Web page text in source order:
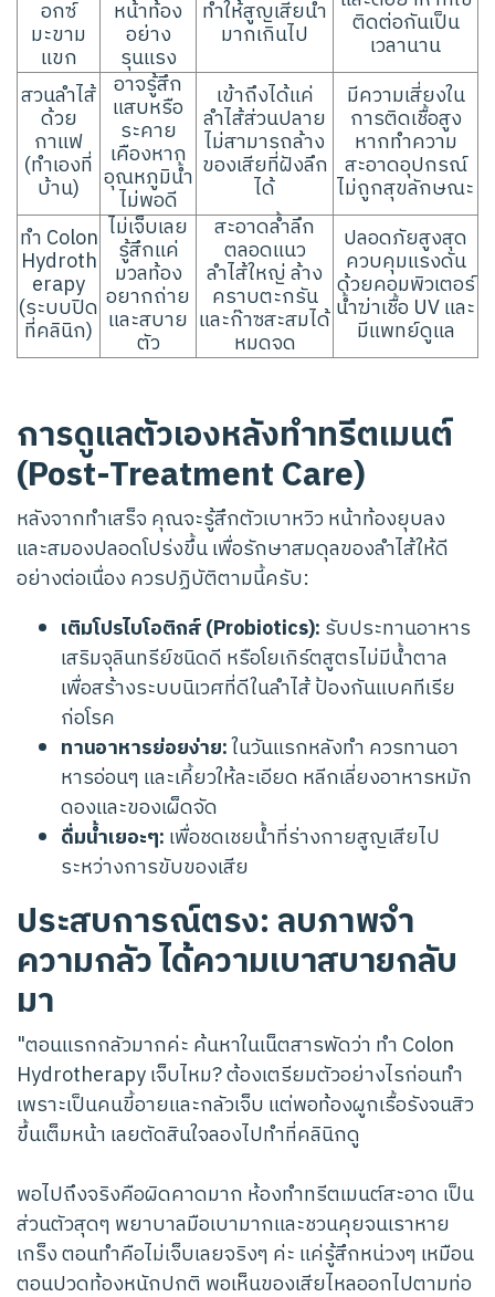
อกซ์
มะขาม
แขก
หน้าท้อง
อย่าง
รุนแรง
ทำให้สูญเสียน้ำ
มากเกินไป ติดต่อกันเป็น
เวลานาน
สวนลำไส้
ด้วย
กาแฟ
(ทำเองที่
บ้าน)
อาจรู้สึก
แสบหรือ
ระคาย
เคืองหาก
อุณหภูมิน้ำ
ไม่พอดี
เข้าถึงได้แค่
ลำไส้ส่วนปลาย
ไม่สามารถล้าง
ของเสียที่ฝังลึก
ได้
มีความเสี่ยงใน
การติดเชื้อสูง
หากทำความ
สะอาดอุปกรณ์
ไม่ถูกสุขลักษณะ
ทำ Colon
Hydroth
erapy
(ระบบปิด
ที่คลินิก)
ไม่เจ็บเลย
รู้สึกแค่
มวลท้อง
อยากถ่าย
และสบาย
ตัว
สะอาดล้ำลึก
ตลอดแนว
ลำไส้ใหญ่ ล้าง
คราบตะกรัน
และก๊าซสะสมได้
หมดจด
ปลอดภัยสูงสุด
ควบคุมแรงดัน
ด้วยคอมพิวเตอร์
น้ำฆ่าเชื้อ UV และ
มีแพทย์ดูแล
การดูแลตัวเองหลังทำทรีตเมนต์
(Post-Treatment Care)
หลังจากทำเสร็จ คุณจะรู้สึกตัวเบาหวิว หน้าท้องยุบลง
และสมองปลอดโปร่งขึ้น เพื่อรักษาสมดุลของลำไส้ให้ดี
อย่างต่อเนื่อง ควรปฏิบัติตามนี้ครับ:
เติมโปรไบโอติกส์ (Probiotics): รับประทานอาหาร
เสริมจุลินทรีย์ชนิดดี หรือโยเกิร์ตสูตรไม่มีน้ำตาล
เพื่อสร้างระบบนิเวศที่ดีในลำไส้ ป้องกันแบคทีเรีย
ก่อโรค
ทานอาหารย่อยง่าย:ในวันแรกหลังทำ ควรทานอา
หารอ่อนๆ และเคี้ยวให้ละเอียด หลีกเลี่ยงอาหารหมัก
ดองและของเผ็ดจัด
ดื่มน้ำเยอะๆ: เพื่อชดเชยน้ำที่ร่างกายสูญเสียไป
ระหว่างการขับของเสีย
ประสบการณ์ตรง: ลบภาพจำ
ความกลัว ได้ความเบาสบายกลับ
มา
"ตอนแรกกลัวมากค่ะ ค้นหาในเน็ตสารพัดว่า ทำ Colon
Hydrotherapy เจ็บไหม? ต้องเตรียมตัวอย่างไรก่อนทำ
เพราะเป็นคนขี้อายและกลัวเจ็บ แต่พอท้องผูกเรื้อรังจนสิว
ขึ้นเต็มหน้า เลยตัดสินใจลองไปทำที่คลินิกดู
พอไปถึงจริงคือผิดคาดมาก ห้องทำทรีตเมนต์สะอาด เป็น
ส่วนตัวสุดๆ พยาบาลมือเบามากและชวนคุยจนเราหาย
เกร็ง ตอนทำคือไม่เจ็บเลยจริงๆ ค่ะ แค่รู้สึกหน่วงๆ เหมือน
ตอนปวดท้องหนักปกติ พอเห็นของเสียไหลออกไปตามท่อ